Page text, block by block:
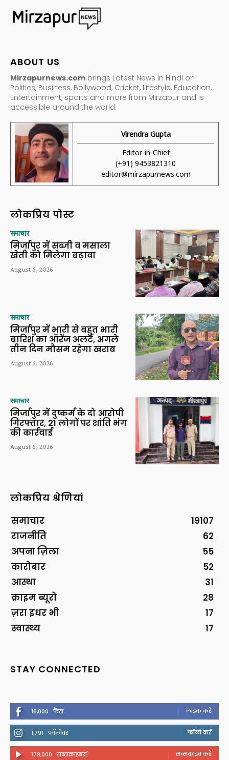
ABOUT US
Mirzapurnews.com brings Latest News in Hindi on
Politics, Business, Bollywood, Cricket, Lifestyle, Education,
Entertainment, sports and more from Mirzapur and is
accessible around the world.
Virendra Gupta
Editor-in-Chief
(+91) 9453821310
editor@mirzapurnews.com
लोकप्रिय पोस्ट
समाचार
मिर्जापुर में सब्जी व मसाला
खेती को मिलेगा बढ़ावा
August 6, 2026
समाचार
मिर्जापुर में भारी से बहुत भारी
बारिश का ऑरेंज अलर्ट, अगले
तीन दिन मौसम रहेगा खराब
August 6, 2026
समाचार
मिर्जापुर में दुष्कर्म के दो आरोपी
गिरफ्तार, 21 लोगों पर शांति भंग
की कार्रवाई
August 6, 2026
लोकप्रिय श्रेणियां
समाचार
19107
राजनीति
62
अपना ज़िला
55
कारोबार
52
आस्था
31
क्राइम ब्यूरो
28
ज़रा इधर भी
17
स्वास्थ्य
17
STAY CONNECTED
18,000 फैंस लाइक करें
1,791 फॉलोवर फॉलो करें
179,000 सब्सक्राइबर्स सब्सक्राइब करें